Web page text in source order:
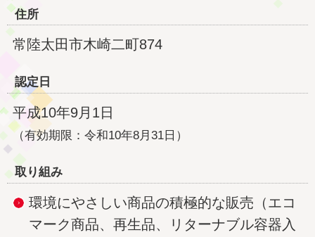
住所
常陸太田市木崎二町874
認定日
平成10年9月1日
（有効期限：令和10年8月31日）
取り組み
環境にやさしい商品の積極的な販売（エコ
マーク商品、再生品、リターナブル容器入